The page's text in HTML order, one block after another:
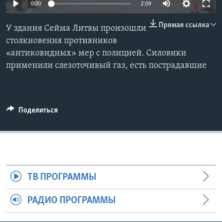
СОЦИАЛЬНЫЕ СЕТИ
0:00 2:09
Прямая ссылка
У здания Сейма Литвы произошли
столкновения противников
«антиковидных» мер с полицией. Силовики
применили слезоточивый газ, есть пострадавшие
Поделиться
ТВ ПРОГРАММЫ
РАДИО ПРОГРАММЫ